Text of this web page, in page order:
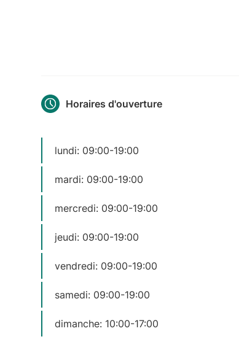
Horaires d'ouverture
lundi: 09:00-19:00
mardi: 09:00-19:00
mercredi: 09:00-19:00
jeudi: 09:00-19:00
vendredi: 09:00-19:00
samedi: 09:00-19:00
dimanche: 10:00-17:00